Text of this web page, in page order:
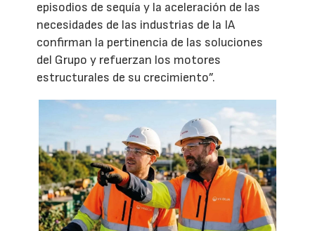
episodios de sequía y la aceleración de las
necesidades de las industrias de la IA
confirman la pertinencia de las soluciones
del Grupo y refuerzan los motores
estructurales de su crecimiento”.